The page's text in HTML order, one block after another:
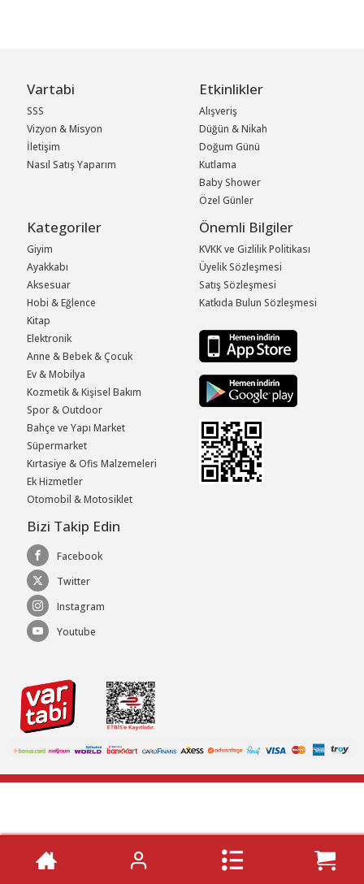
Vartabi
SSS
Vizyon & Misyon
İletişim
Nasıl Satış Yaparım
Etkinlikler
Alışveriş
Düğün & Nikah
Doğum Günü
Kutlama
Baby Shower
Özel Günler
Kategoriler
Giyim
Ayakkabı
Aksesuar
Hobi & Eğlence
Kitap
Elektronik
Anne & Bebek & Çocuk
Ev & Mobilya
Kozmetik & Kişisel Bakım
Spor & Outdoor
Bahçe ve Yapı Market
Süpermarket
Kırtasiye & Ofis Malzemeleri
Ek Hizmetler
Otomobil & Motosiklet
Önemli Bilgiler
KVKK ve Gizlilik Politikası
Üyelik Sözleşmesi
Satış Sözleşmesi
Katkıda Bulun Sözleşmesi
Bizi Takip Edin
Facebook
Twitter
Instagram
Youtube